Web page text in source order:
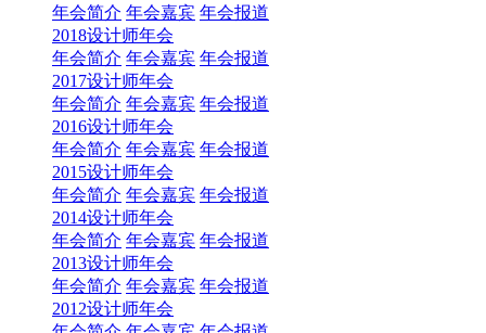
年会简介 年会嘉宾 年会报道
2018设计师年会
年会简介 年会嘉宾 年会报道
2017设计师年会
年会简介 年会嘉宾 年会报道
2016设计师年会
年会简介 年会嘉宾 年会报道
2015设计师年会
年会简介 年会嘉宾 年会报道
2014设计师年会
年会简介 年会嘉宾 年会报道
2013设计师年会
年会简介 年会嘉宾 年会报道
2012设计师年会